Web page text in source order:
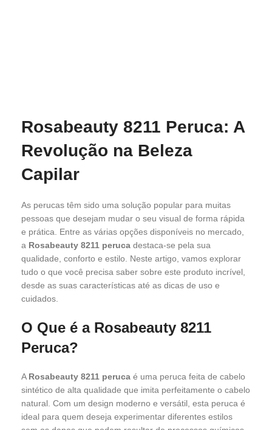
Rosabeauty 8211 Peruca: A
Revolução na Beleza
Capilar
As perucas têm sido uma solução popular para muitas
pessoas que desejam mudar o seu visual de forma rápida
e prática. Entre as várias opções disponíveis no mercado,
a Rosabeauty 8211 peruca destaca-se pela sua
qualidade, conforto e estilo. Neste artigo, vamos explorar
tudo o que você precisa saber sobre este produto incrível,
desde as suas características até as dicas de uso e
cuidados.
O Que é a Rosabeauty 8211
Peruca?
A Rosabeauty 8211 peruca é uma peruca feita de cabelo
sintético de alta qualidade que imita perfeitamente o cabelo
natural. Com um design moderno e versátil, esta peruca é
ideal para quem deseja experimentar diferentes estilos